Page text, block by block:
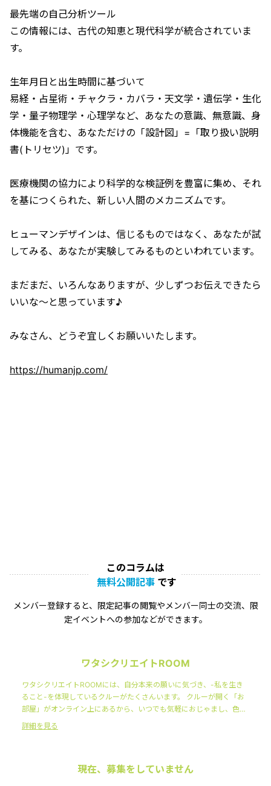
最先端の自己分析ツール
この情報には、古代の知恵と現代科学が統合されていま
す。
生年月日と出生時間に基づいて
易経・占星術・チャクラ・カバラ・天文学・遺伝学・生化
学・量子物理学・心理学など、あなたの意識、無意識、身
体機能を含む、あなただけの「設計図」=「取り扱い説明
書(トリセツ)」です。
医療機関の協力により科学的な検証例を豊富に集め、それ
を基につくられた、新しい人間のメカニズムです。
ヒューマンデザインは、信じるものではなく、あなたが試
してみる、あなたが実験してみるものといわれています。
まだまだ、いろんなありますが、少しずつお伝えできたら
いいな〜と思っています♪
みなさん、どうぞ宜しくお願いいたします。
https://humanjp.com/
このコラムは
無料公開記事 です
メンバー登録すると、限定記事の閲覧やメンバー同士の交流、限
定イベントへの参加などができます。
ワタシクリエイトROOM
ワタシクリエイトROOMには、自分本来の願いに気づき、-私を生き
ること-を体現しているクルーがたくさんいます。 クルーが開く「お
部屋」がオンライン上にあるから、いつでも気軽におじゃまし、色ん
な人の-ワタシを生きる-ノウハウにふれることができます。 そんな日
詳細を見る
現在、募集をしていません